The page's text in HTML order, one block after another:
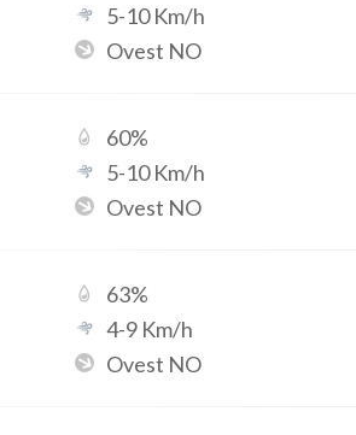
5-10Km/h
Ovest NO
60%
5-10Km/h
Ovest NO
63%
4-9 Km/h
Ovest NO